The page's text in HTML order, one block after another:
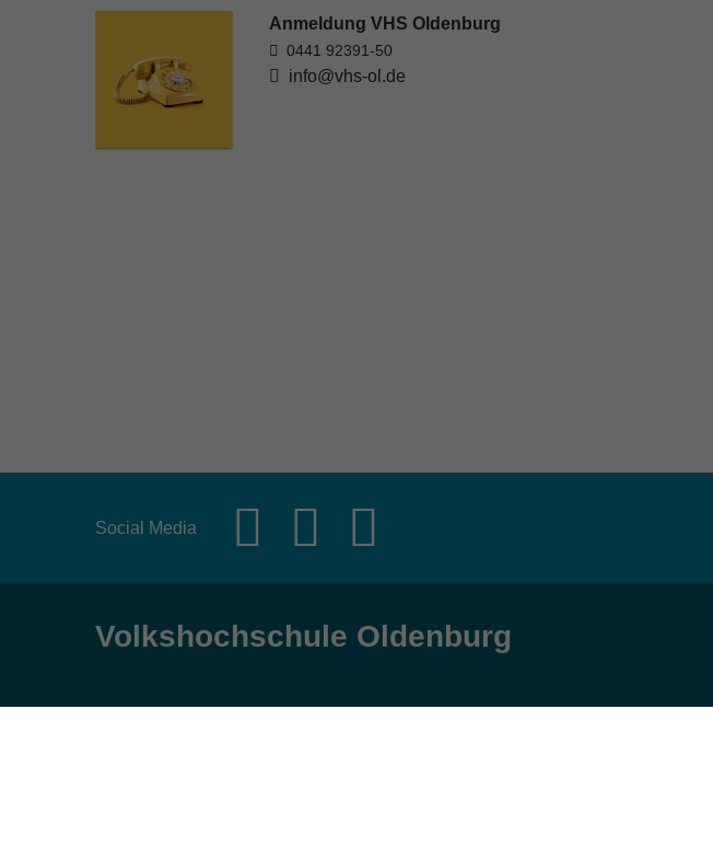
Anmeldung VHS Oldenburg
0441 92391-50
info@vhs-ol.de
Social Media
Volkshochschule Oldenburg